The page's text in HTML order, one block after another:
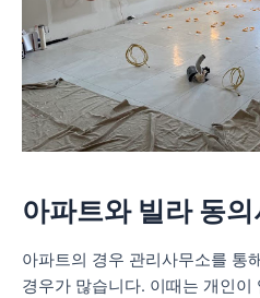
아파트와 빌라 동
아파트의 경우 관리사무소를 통
경우가 많습니다. 이때는 개인